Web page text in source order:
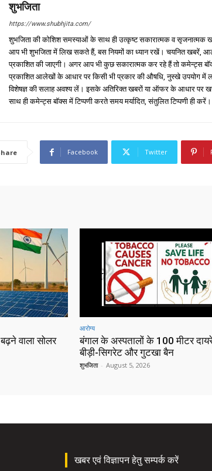
शुभजिता
https://www.shubhjita.com/
शुभजिता की कोशिश समस्याओं के साथ ही उत्कृष्ट सकारात्मक व सृजनात्मक
आप भी शुभजिता में लिख सकते हैं, बस नियमों का ध्यान रखें। चयनित खबरें,
प्रकाशित की जाएगी। अगर आप भी कुछ सकारात्मक कर रहे हैं तो कमेन्ट्स
प्रकाशित आलेखों के आधार पर किसी भी प्रकार की औषधि, नुस्खे उपयोग में
विशेषज्ञ की सलाह अवश्य लें। इसके अतिरिक्त खबरों या ऑफर के आधार पर
साथ ही कमेन्ट्स बॉक्स में टिप्पणी करते समय मर्यादित, संतुलित टिप्पणी ही करें।
Facebook Twitter
वाला सोलर
आरोग्य
बंगाल के अस्पतालों के 100 मीटर
बीड़ी-सिगरेट और गुटखा बैन
शुभजिता - August 5, 2026
खबर एवं विज्ञापन हेतु सम्पर्क करें